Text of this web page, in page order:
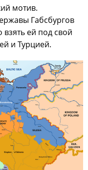
мотив.
Габсбургов
ей под свой
и Турцией.